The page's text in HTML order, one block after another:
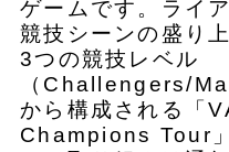
ゲームです。ライ
競技シーンの盛り
3つの競技レベル
（Challengers/
から構成される「
Champions Tour